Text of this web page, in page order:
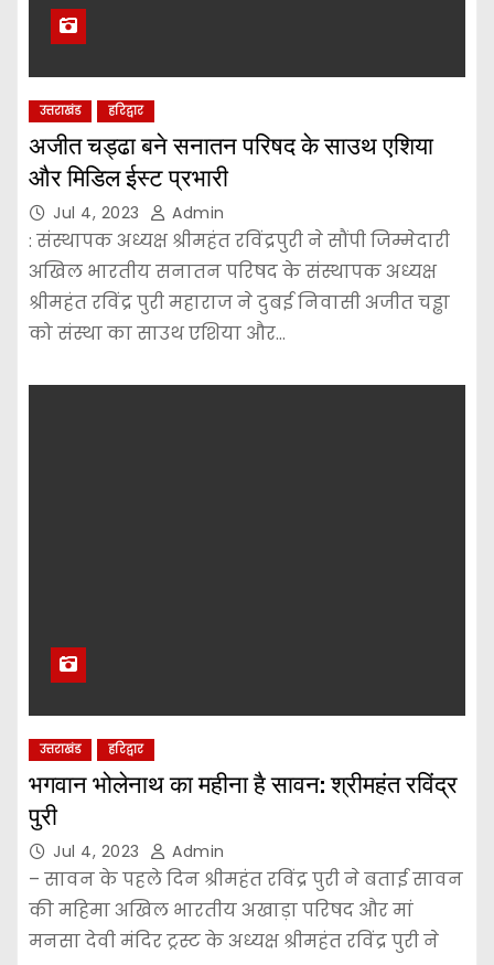
उत्तराखंड हरिद्वार
अजीत चड्ढा बने सनातन परिषद के साउथ एशिया
और मिडिल ईस्ट प्रभारी
Jul 4, 2023 Admin
: संस्थापक अध्यक्ष श्रीमहंत रविंद्रपुरी ने सौंपी जिम्मेदारी
अखिल भारतीय सनातन परिषद के संस्थापक अध्यक्ष
श्रीमहंत रविंद्र पुरी महाराज ने दुबई निवासी अजीत चड्ढा
को संस्था का साउथ एशिया और…
उत्तराखंड हरिद्वार
भगवान भोलेनाथ का महीना है सावन: श्रीमहंत रविंद्र
पुरी
Jul 4, 2023 Admin
– सावन के पहले दिन श्रीमहंत रविंद्र पुरी ने बताई सावन
की महिमा अखिल भारतीय अखाड़ा परिषद और मां
मनसा देवी मंदिर ट्रस्ट के अध्यक्ष श्रीमहंत रविंद्र पुरी ने